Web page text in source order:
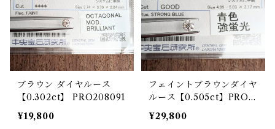
ブラウン ダイヤルース
【0.302ct】 PRO208091
¥19,800
フェイントブラウンダイヤ
ルース【0.505ct】PRO2
08214
¥29,800